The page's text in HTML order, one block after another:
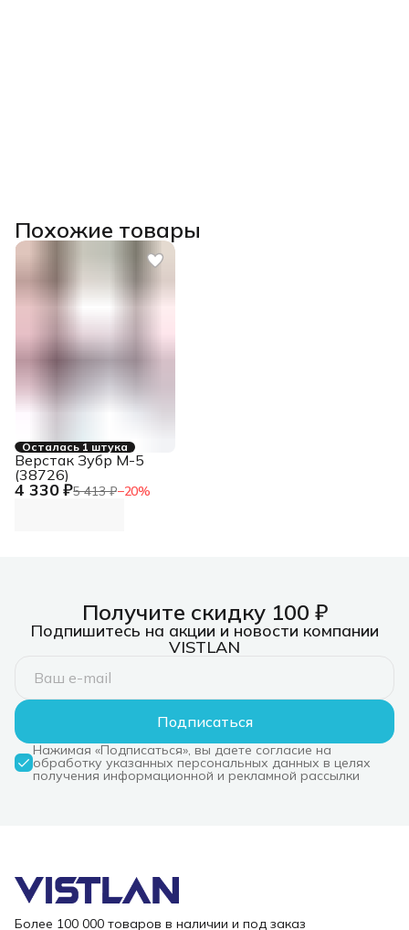
Похожие товары
Осталась 1 штука
4 330 ₽5 413 ₽−20%
Верстак Зубр М-5
(38726)
Получите скидку 100 ₽
Подпишитесь на акции и новости компании
VISTLAN
Подписаться
Нажимая «Подписаться», вы даете согласие на
обработку указанных персональных данных в целях
получения информационной и рекламной рассылки
Более 100 000 товаров в наличии и под заказ